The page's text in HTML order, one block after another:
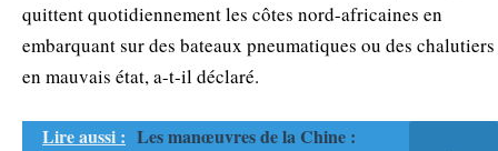
quittent quotidiennement les côtes nord-africaines en
embarquant sur des bateaux pneumatiques ou des chalutiers
en mauvais état, a-t-il déclaré.
Lire aussi : Les manœuvres de la Chine :